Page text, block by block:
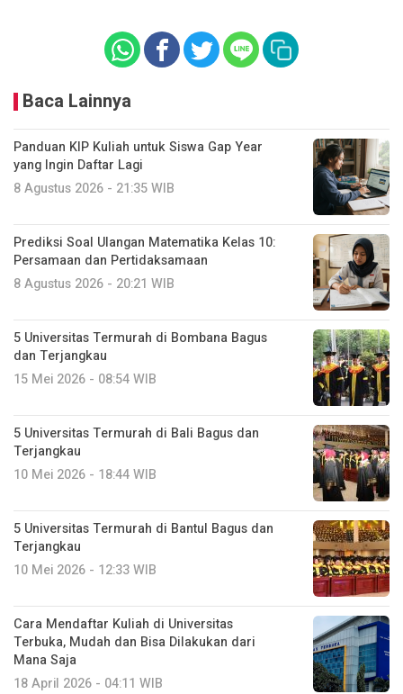
Baca Lainnya
Panduan KIP Kuliah untuk Siswa Gap Year
yang Ingin Daftar Lagi
8 Agustus 2026 - 21:35 WIB
Prediksi Soal Ulangan Matematika Kelas 10:
Persamaan dan Pertidaksamaan
8 Agustus 2026 - 20:21 WIB
5 Universitas Termurah di Bombana Bagus
dan Terjangkau
15 Mei 2026 - 08:54 WIB
5 Universitas Termurah di Bali Bagus dan
Terjangkau
10 Mei 2026 - 18:44 WIB
5 Universitas Termurah di Bantul Bagus dan
Terjangkau
10 Mei 2026 - 12:33 WIB
Cara Mendaftar Kuliah di Universitas
Terbuka, Mudah dan Bisa Dilakukan dari
Mana Saja
18 April 2026 - 04:11 WIB